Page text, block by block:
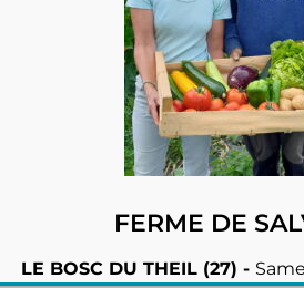
FERME DE
LE BOSC DU THEIL (27) -